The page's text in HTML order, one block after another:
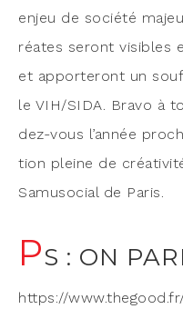
enjeu de socié­té
réates seront visibles
et appor­te­ront un
le VIH/SIDA. Bra­vo à
dez-vous l’an­née
tion pleine de
Samu­so­cial de Paris.
PS : ON
https://​